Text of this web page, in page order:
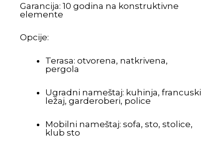
Garancija: 10 godina na konstruktivne
elemente
Opcije:
Terasa: otvorena, natkrivena,
pergola
Ugradni nameštaj: kuhinja, francuski
ležaj, garderoberi, police
Mobilni nameštaj: sofa, sto, stolice,
klub sto